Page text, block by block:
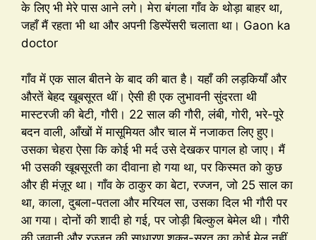
के लिए भी मेरे पास आने लगे। मेरा बंगला गाँव के थोड़ा बाहर था,
जहाँ मैं रहता भी था और अपनी डिस्पेंसरी चलाता था। Gaon ka
doctor
गाँव में एक साल बीतने के बाद की बात है। यहाँ की लड़कियाँ और
औरतें बेहद खूबसूरत थीं। ऐसी ही एक लुभावनी सुंदरता थी
मास्टरजी की बेटी, गौरी। 22 साल की गौरी, लंबी, गोरी, भरे-पूरे
बदन वाली, आँखों में मासूमियत और चाल में नजाकत लिए हुए।
उसका चेहरा ऐसा कि कोई भी मर्द उसे देखकर पागल हो जाए। मैं
भी उसकी खूबसूरती का दीवाना हो गया था, पर किस्मत को कुछ
और ही मंज़ूर था। गाँव के ठाकुर का बेटा, रज्जन, जो 25 साल का
था, काला, दुबला-पतला और मरियल सा, उसका दिल भी गौरी पर
आ गया। दोनों की शादी हो गई, पर जोड़ी बिल्कुल बेमेल थी। गौरी